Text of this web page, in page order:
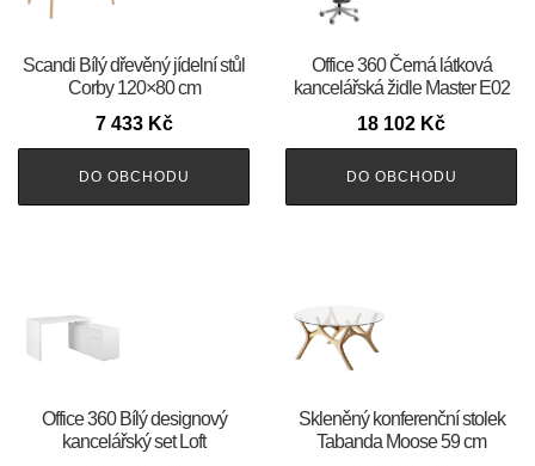
Scandi Bílý dřevěný jídelní stůl
Corby 120×80 cm
7 433 Kč
DO OBCHODU
Office 360 Černá látková
kancelářská židle Master E02
18 102 Kč
DO OBCHODU
Office 360 Bílý designový
kancelářský set Loft
Skleněný konferenční stolek
Tabanda Moose 59 cm